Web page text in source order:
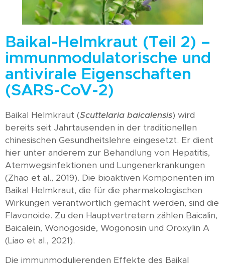
Baikal-Helmkraut (Teil 2) –
immunmodulatorische und
antivirale Eigenschaften
(SARS-CoV-2)
Baikal Helmkraut (Scuttelaria baicalensis) wird
bereits seit Jahrtausenden in der traditionellen
chinesischen Gesundheitslehre eingesetzt. Er dient
hier unter anderem zur Behandlung von Hepatitis,
Atemwegsinfektionen und Lungenerkrankungen
(Zhao et al., 2019). Die bioaktiven Komponenten im
Baikal Helmkraut, die für die pharmakologischen
Wirkungen verantwortlich gemacht werden, sind die
Flavonoide. Zu den Hauptvertretern zählen Baicalin,
Baicalein, Wonogoside, Wogonosin und Oroxylin A
(Liao et al., 2021).
Die immunmodulierenden Effekte des Baikal